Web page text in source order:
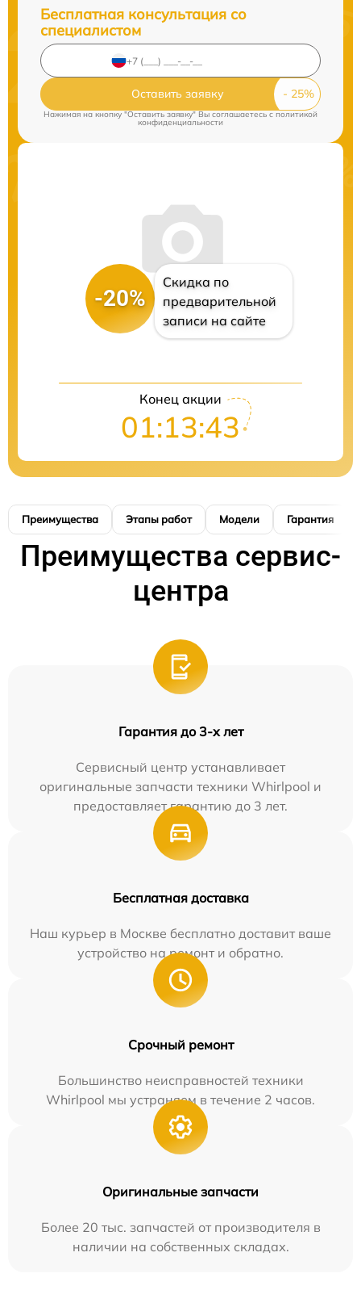
Бесплатная консультация со
специалистом
Оставить заявку
Нажимая на кнопку "Оставить заявку" Вы соглашаетесь c политикой
конфиденциальности
-20%
Скидка по
предварительной
записи на сайте
Конец акции
01:13:42
Преимущества Этапы работ Модели Гарантия
Преимущества сервис-
центра
Гарантия до 3-х лет
Сервисный центр устанавливает
оригинальные запчасти техники Whirlpool и
предоставляет гарантию до 3 лет.
Бесплатная доставка
Наш курьер в Москве бесплатно доставит ваше
устройство на ремонт и обратно.
Срочный ремонт
Большинство неисправностей техники
Whirlpool мы устраняем в течение 2 часов.
Оригинальные запчасти
Более 20 тыс. запчастей от производителя в
наличии на собственных складах.